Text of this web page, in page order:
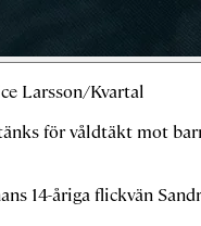
Larsson/Kvartal
för våldtäkt mot
14-åriga flickvän